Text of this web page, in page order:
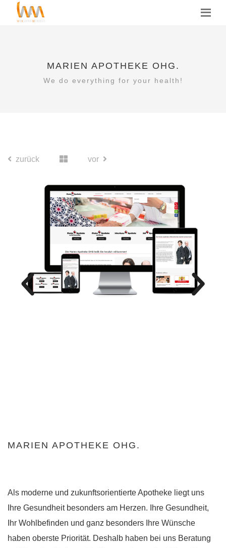
MARIEN APOTHEKE OHG.
We do everything for your health!
zurück vor
MARIEN APOTHEKE OHG.
Als moderne und zukunftsorientierte Apotheke liegt uns
Ihre Gesundheit besonders am Herzen. Ihre Gesundheit,
Ihr Wohlbefinden und ganz besonders Ihre Wünsche
haben oberste Priorität. Deshalb haben bei uns Beratung